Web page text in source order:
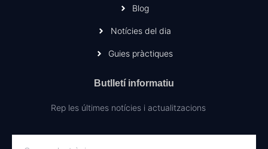
Blog
Notícies del dia
Guies pràctiques
Butlletí informatiu
Rep les últimes notícies i actualitzacions